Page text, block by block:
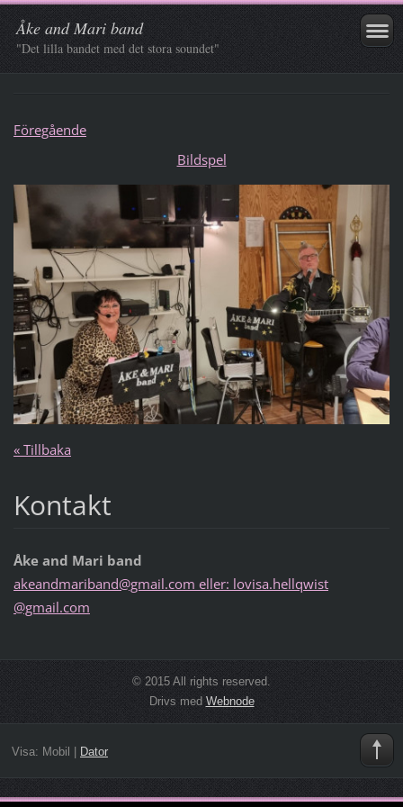
Åke and Mari band
"Det lilla bandet med det stora soundet"
Föregående
Bildspel
« Tillbaka
Kontakt
Åke and Mari band
akeandmariband@gmail.com eller: lovisa.hellqwist
@gmail.com
© 2015 All rights reserved.
Drivs med Webnode
Visa: Mobil | Dator